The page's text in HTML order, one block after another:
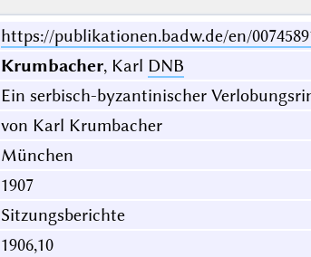
https://publikationen.badw.de/en/
Krumbacher, Karl DNB
Ein serbisch-byzantinischer
von Karl Krumbacher
München
1907
Sitzungsberichte
1906,10